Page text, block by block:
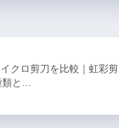
クロ剪刀を比較｜虹彩剪
と…